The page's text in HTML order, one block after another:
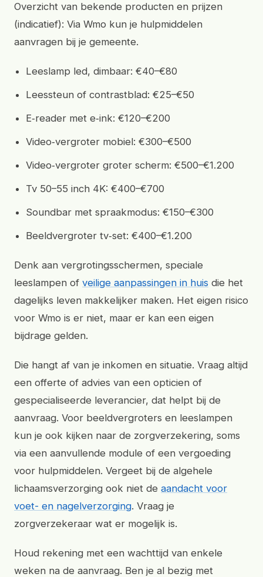
Overzicht van bekende producten en prijzen
(indicatief): Via Wmo kun je hulpmiddelen
aanvragen bij je gemeente.
Leeslamp led, dimbaar: €40–€80
Leessteun of contrastblad: €25–€50
E‑reader met e‑ink: €120–€200
Video‑vergroter mobiel: €300–€500
Video‑vergroter groter scherm: €500–€1.200
Tv 50–55 inch 4K: €400–€700
Soundbar met spraakmodus: €150–€300
Beeldvergroter tv‑set: €400–€1.200
Denk aan vergrotingsschermen, speciale
leeslampen of veilige aanpassingen in huis die het
dagelijks leven makkelijker maken. Het eigen risico
voor Wmo is er niet, maar er kan een eigen
bijdrage gelden.
Die hangt af van je inkomen en situatie. Vraag altijd
een offerte of advies van een opticien of
gespecialiseerde leverancier, dat helpt bij de
aanvraag. Voor beeldvergroters en leeslampen
kun je ook kijken naar de zorgverzekering, soms
via een aanvullende module of een vergoeding
voor hulpmiddelen. Vergeet bij de algehele
lichaamsverzorging ook niet de aandacht voor
voet- en nagelverzorging. Vraag je
zorgverzekeraar wat er mogelijk is.
Houd rekening met een wachttijd van enkele
weken na de aanvraag. Ben je al bezig met